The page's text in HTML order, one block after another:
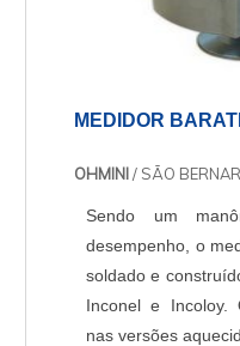
MEDIDOR
OHMINI/ SÃO
Sendo um
desempenho, o
soldado e
Inconel e Incoloy.
nas versões